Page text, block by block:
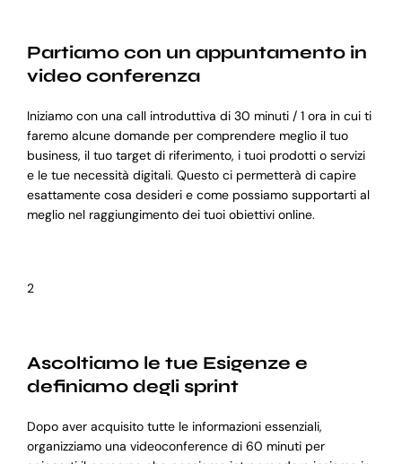
Partiamo con un appuntamento in
video conferenza
Iniziamo con una call introduttiva di 30 minuti / 1 ora in cui ti
faremo alcune domande per comprendere meglio il tuo
business, il tuo target di riferimento, i tuoi prodotti o servizi
e le tue necessità digitali. Questo ci permetterà di capire
esattamente cosa desideri e come possiamo supportarti al
meglio nel raggiungimento dei tuoi obiettivi online.
2
Ascoltiamo le tue Esigenze e
definiamo degli sprint
Dopo aver acquisito tutte le informazioni essenziali,
organizziamo una videoconference di 60 minuti per